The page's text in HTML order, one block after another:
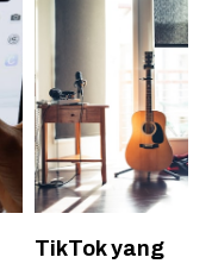
TikTok yang